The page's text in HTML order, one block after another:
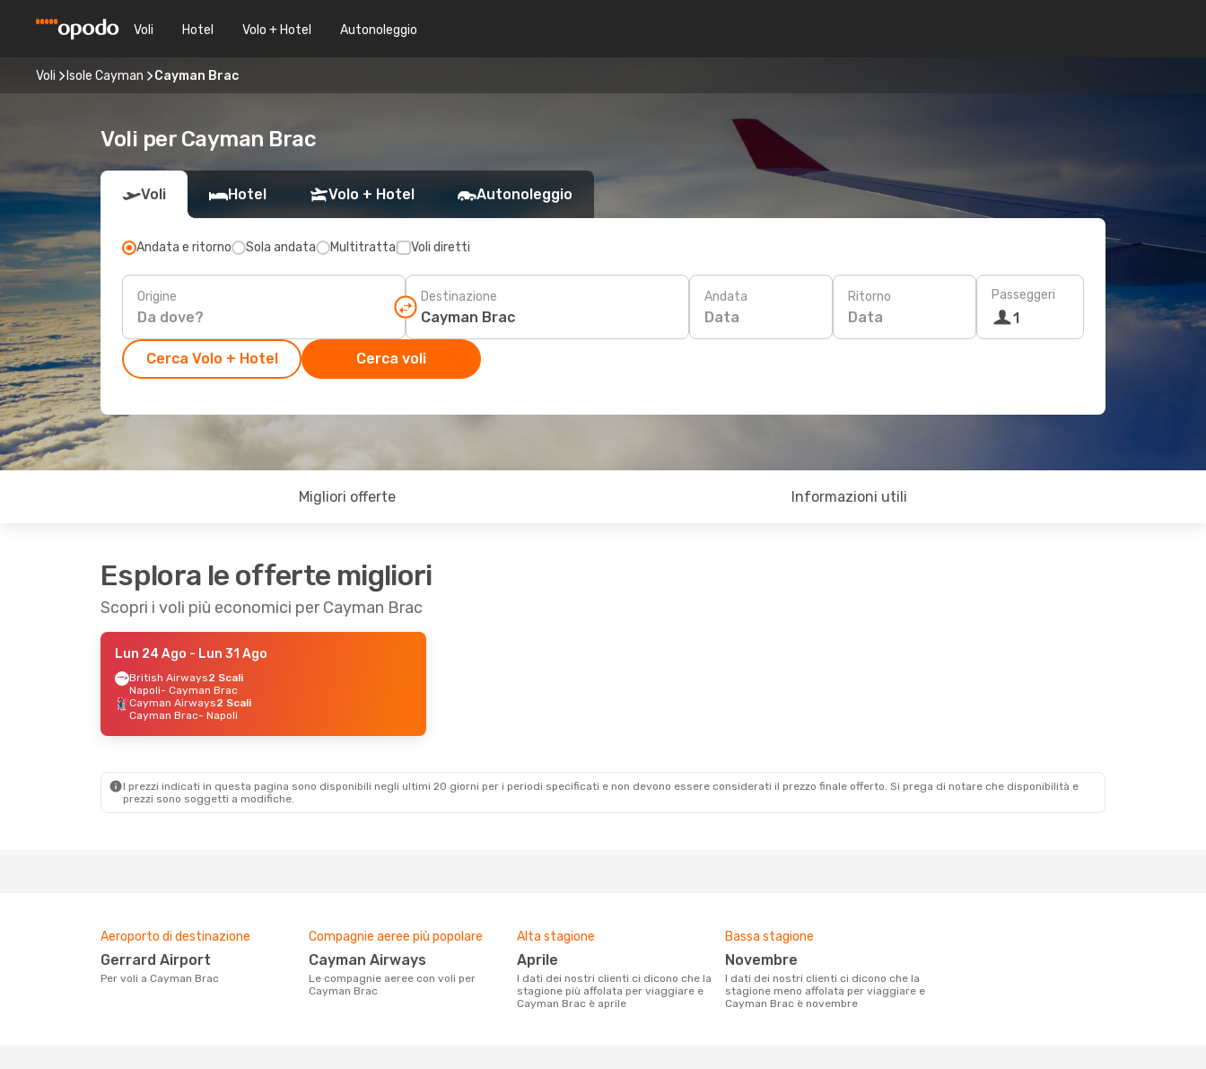
Voli Hotel Volo + Hotel Autonoleggio
Voli Isole Cayman Cayman Brac
Voli per Cayman Brac
Voli Hotel Volo + Hotel Autonoleggio
Andata e ritorno Sola andata Multitratta Voli diretti
Origine Destinazione Andata
Data
Ritorno
Data
Passeggeri
1
Cerca Volo + Hotel Cerca voli
Migliori offerte Informazioni utili
Esplora le offerte migliori
Scopri i voli più economici per Cayman Brac
Lun 24 Ago - Lun 31 Ago
British Airways2 Scali
Napoli- Cayman Brac
Cayman Airways2 Scali
Cayman Brac- Napoli
I prezzi indicati in questa pagina sono disponibili negli ultimi 20 giorni per i periodi specificati e non devono essere considerati il ​​prezzo finale offerto. Si prega di notare che disponibilità e
prezzi sono soggetti a modifiche.
Aeroporto di destinazione
Gerrard Airport
Per voli a Cayman Brac
Compagnie aeree più popolare
Cayman Airways
Le compagnie aeree con voli per
Cayman Brac
Alta stagione
aprile
I dati dei nostri clienti ci dicono che la
stagione più affolata per viaggiare e
Cayman Brac è aprile
Bassa stagione
novembre
I dati dei nostri clienti ci dicono che la
stagione meno affolata per viaggiare e
Cayman Brac è novembre